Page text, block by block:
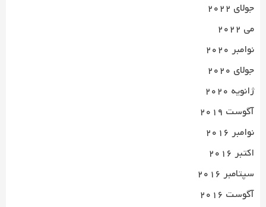
جولای 2022
می 2022
نوامبر 2020
جولای 2020
ژانویه 2020
آگوست 2019
نوامبر 2016
اکتبر 2016
سپتامبر 2016
آگوست 2016